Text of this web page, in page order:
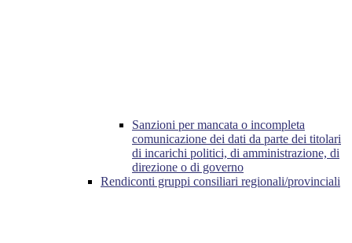
Sanzioni per mancata o incompleta
comunicazione dei dati da parte dei titolari
di incarichi politici, di amministrazione, di
direzione o di governo
Rendiconti gruppi consiliari regionali/provinciali